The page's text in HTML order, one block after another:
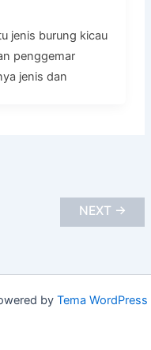
jenis burung kicau
penggemar
jenis dan
NEXT →
by Tema WordPress